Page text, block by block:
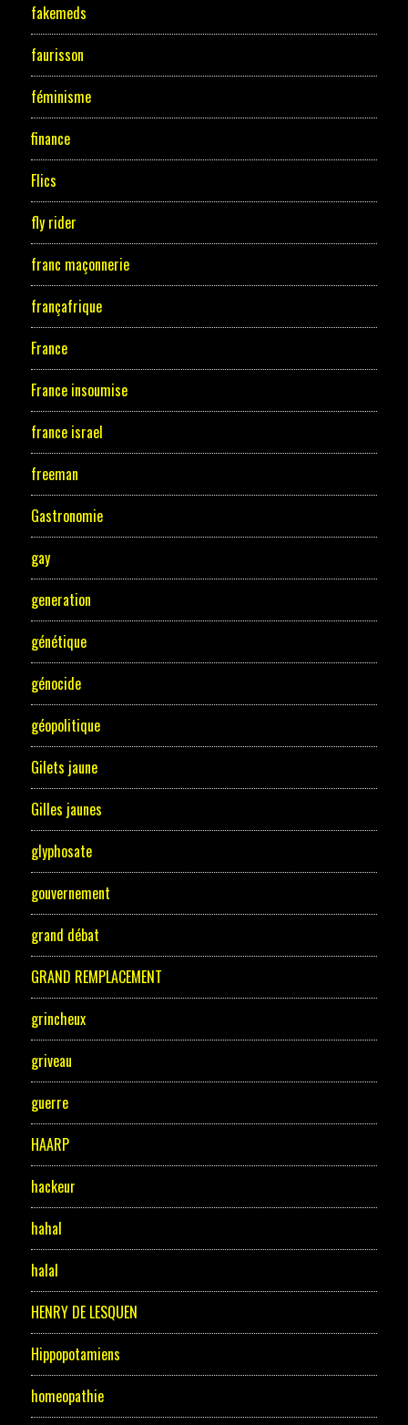
fakemeds
faurisson
féminisme
finance
Flics
fly rider
franc maçonnerie
françafrique
France
France insoumise
france israel
freeman
Gastronomie
gay
generation
génétique
génocide
géopolitique
Gilets jaune
Gilles jaunes
glyphosate
gouvernement
grand débat
GRAND REMPLACEMENT
grincheux
griveau
guerre
HAARP
hackeur
hahal
halal
HENRY DE LESQUEN
Hippopotamiens
homeopathie